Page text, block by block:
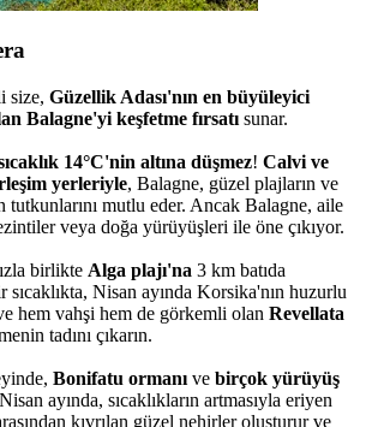
size, Güzellik Adası'nın en büyüleyici
Balagne'yi keşfetme fırsatı sunar.
14°C'nin altına düşmez! Calvi ve
yerleriyle, Balagne, güzel plajların ve
tutkunlarını mutlu eder. Ancak Balagne, aile
veya doğa yürüyüşleri ile öne çıkıyor.
birlikte Alga plajı'na 3 km batıda
Nisan ayında Korsika'nın huzurlu
hem vahşi hem de görkemli olan Revellata
tadını çıkarın.
Bonifatu ormanı ve birçok yürüyüş
ayında, sıcaklıkların artmasıyla eriyen
kıvrılan güzel nehirler oluşturur ve